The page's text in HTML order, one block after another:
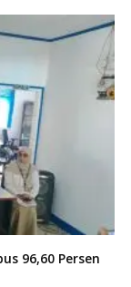
96,60 Persen